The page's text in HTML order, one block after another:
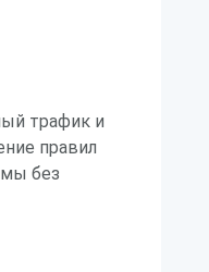
трафик и
правил
без